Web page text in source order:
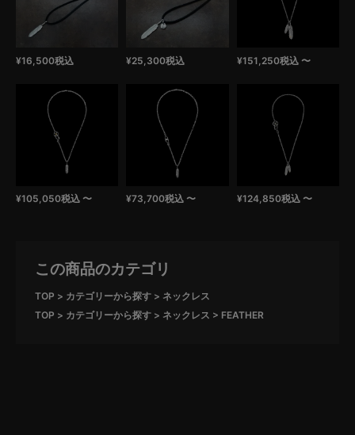
¥16,500税込 ¥25,300税込 ¥151,250税込 〜
¥105,050税込 〜 ¥73,700税込 〜 ¥124,850税込 〜
この商品のカテゴリ
TOP カテゴリーから探す
ネックレス
TOP
カテゴリーから探す ネックレス FEATHER